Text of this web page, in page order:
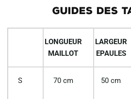
GUIDES DES
LONGUEUR
MAILLOT
LARGEUR
EPAULES
S 70 cm 50 cm